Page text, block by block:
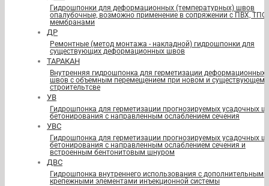
Гидрошпонки для деформационных (температурных) швов
опалубочные, возможно применение в сопряжении с ПВХ, ТПО
мембранами
ДР
Ремонтные (метод монтажа - накладной) гидрошпонки для
существующих деформационных швов
ТАРАКАН
Внутренняя гидрошпонка для герметизации деформационных
швов с объемным перемещением при новом и существующем
строительтсве
УВ
Гидрошпонка для герметизации прогнозируемых усадочных
бетонирования с направленным ослаблением сечения
УВС
Гидрошпонка для герметизации прогнозируемых усадочных
бетонирования с направленным ослаблением сечения и
встроенным бентонитовым шнуром
ДВС
Гидрошпонка внутреннего использования с дополнительными
крепежными элементами инъекционной системы